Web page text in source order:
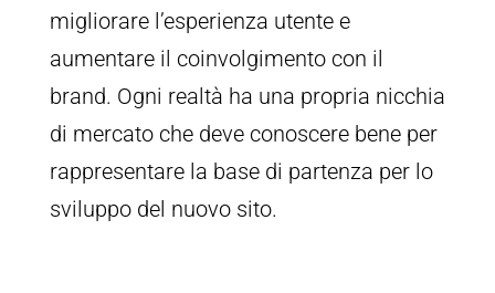
migliorare l’esperienza utente e
aumentare il coinvolgimento con il
brand. Ogni realtà ha una propria nicchia
di mercato che deve conoscere bene per
rappresentare la base di partenza per lo
sviluppo del nuovo sito.